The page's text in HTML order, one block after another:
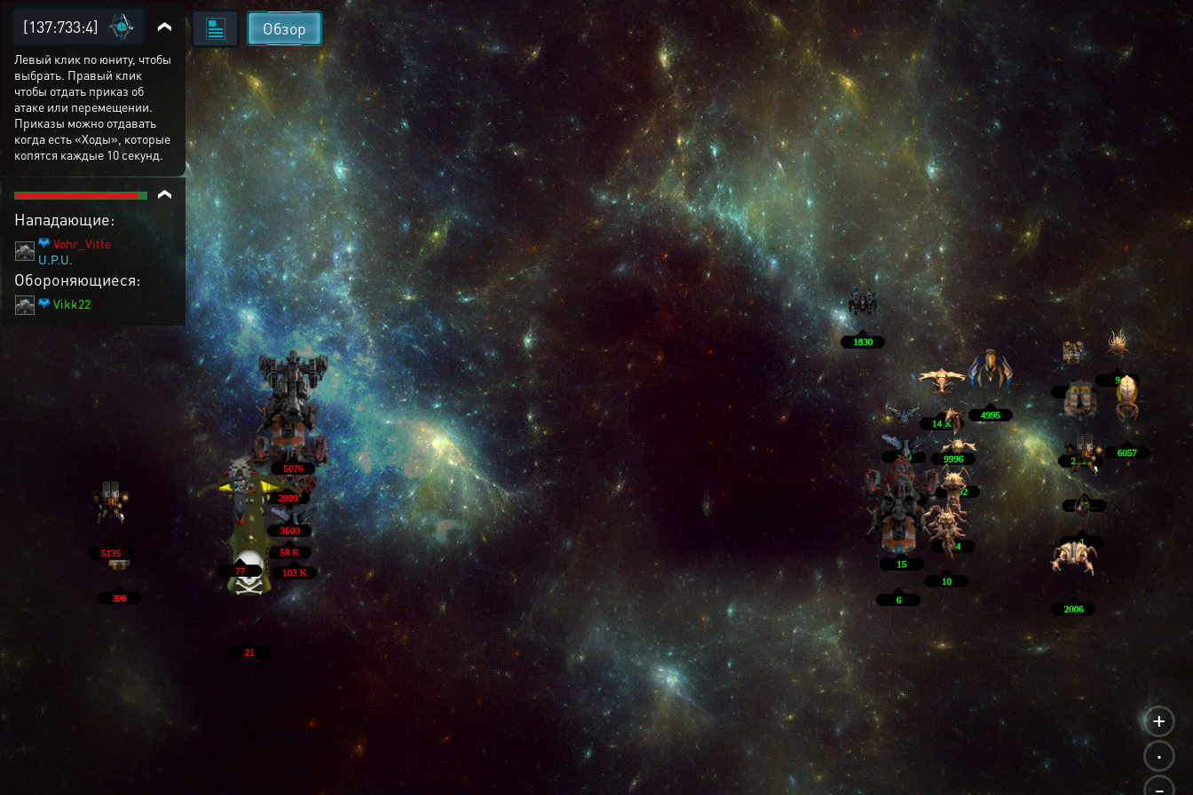
+
.
-
Обзор
[137:733:4]
Левый клик по юниту, чтобы
выбрать. Правый клик
чтобы отдать приказ об
атаке или перемещении.
Приказы можно отдавать
когда есть «Ходы», которые
копятся каждые 10 секунд.
Нападающие:
Vohr_Vitte
U.P.U.
Обороняющиеся:
Vikk22